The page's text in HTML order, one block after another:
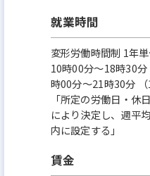
就業時間
変形労働時間制 1年
10時00分〜18時30
時00分～21時30分
「所定の労働日・休
により決定し、週平
内に設定する」
賃金